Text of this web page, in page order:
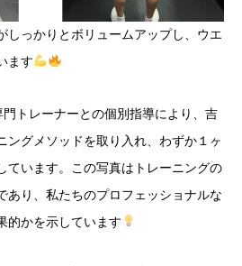
しっかりとボリュームアップし、ウエ
ます
門トレーナーとの個別指導により、吉
ングメソッドを取り入れ、わずか１ヶ
ています。この写真はトレーニングの
あり、私たちのプロフェッショナルな
的かを示しています